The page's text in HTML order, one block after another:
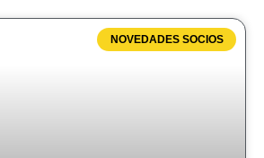
NOVEDADES SOCIOS